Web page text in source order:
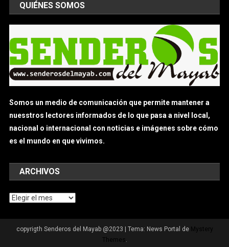
QUIÉNES SOMOS
Somos un medio de comunicación que permite mantener a
nuesstros lectores informados de lo que pasa a nivel local,
nacional o internacional con noticias e imágenes sobre cómo
es el mundo en que vivimos.
ARCHIVOS
Archivos
copyrigth Senderos del Mayab @2023 Tema: News Portal de Mystery
Themes .